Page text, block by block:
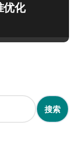
优化